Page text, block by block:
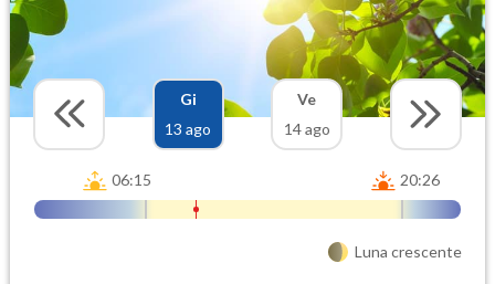
Gi
13 ago
Ve
14 ago
06:15 20:26
Luna crescente